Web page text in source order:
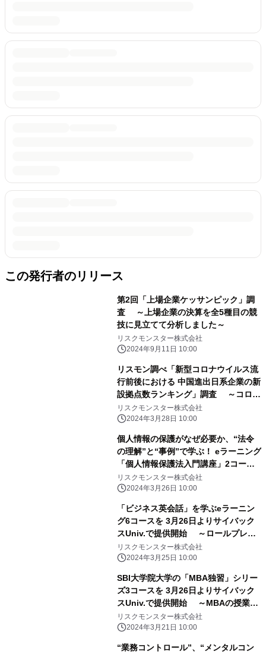
この発行者のリリース
第2回「上場企業ケッサンピック」調
査 ～上場企業の決算を全5種目の競
技に見立てて分析しました～
リスクモンスター株式会社
2024年9月11日 10:00
リスモン調べ「新型コロナウイルス流
行前後における 中国進出日系企業の新
設拠点数ランキング」調査 ～コロナ
禍前後では2021年がピーク、コンビニ
がトップ2～
リスクモンスター株式会社
2024年3月28日 10:00
個人情報の保護がなぜ必要か、“法令
の理解”と“事例”で学ぶ！ eラーニング
「個人情報保護法入門講座」2コース
を、 研修サービス『サイバックス
Univ.』で3月26日より提供開始
リスクモンスター株式会社
2024年3月26日 10:00
「ビジネス英会話」を学ぶeラーニン
グ6コースを 3月26日よりサイバック
スUniv.で提供開始 ～ロールプレイ
を楽しみながら、対面・オンラインの
商談や、 メール・会議・報告で使える
フレーズを習得～
リスクモンスター株式会社
2024年3月25日 10:00
SBI大学院大学の「MBA独習」シリー
ズ3コースを 3月26日よりサイバック
スUniv.で提供開始 ～MBAの授業を
eラーニングで手軽に体験～
リスクモンスター株式会社
2024年3月21日 10:00
“業務コントロール”、“メンタルコン